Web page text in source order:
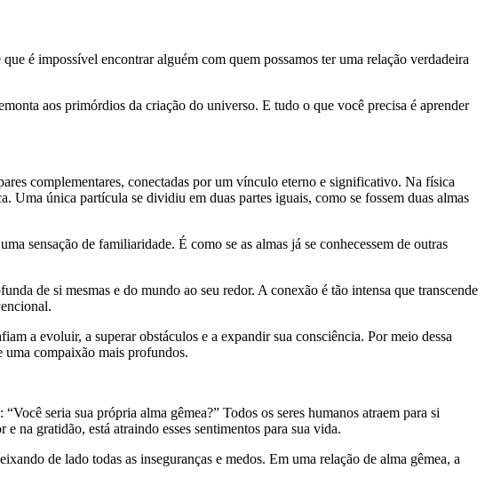
é impossível encontrar alguém com quem possamos ter uma relação verdadeira
aos primórdios da criação do universo. E tudo o que você precisa é aprender
complementares, conectadas por um vínculo eterno e significativo. Na física
Uma única partícula se dividiu em duas partes iguais, como se fossem duas almas
sensação de familiaridade. É como se as almas já se conhecessem de outras
de si mesmas e do mundo ao seu redor. A conexão é tão intensa que transcende
a evoluir, a superar obstáculos e a expandir sua consciência. Por meio dessa
uma compaixão mais profundos.
seria sua própria alma gêmea?” Todos os seres humanos atraem para si
na gratidão, está atraindo esses sentimentos para sua vida.
de lado todas as inseguranças e medos. Em uma relação de alma gêmea, a